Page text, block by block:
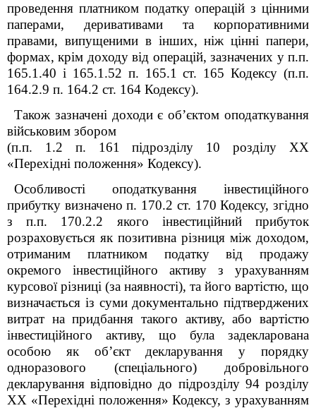
проведення платником податку операцій з цінними
паперами, деривативами та корпоративними
правами, випущеними в інших, ніж цінні папери,
формах, крім доходу від операцій, зазначених у п.п.
165.1.40 і 165.1.52 п. 165.1 ст. 165 Кодексу (п.п.
164.2.9 п. 164.2 ст. 164 Кодексу).
Також зазначені доходи є об’єктом оподаткування
військовим збором
(п.п. 1.2 п. 161
підрозділу 10 розділу ХХ
«Перехідні положення» Кодексу).
Особливості оподаткування інвестиційного
прибутку визначено п. 170.2 ст. 170 Кодексу, згідно
з п.п. 170.2.2 якого інвестиційний прибуток
розраховується як позитивна різниця між доходом,
отриманим платником податку від продажу
окремого інвестиційного активу з урахуванням
курсової різниці (за наявності), та його вартістю, що
визначається із суми документально підтверджених
витрат на придбання такого активу, або вартістю
інвестиційного активу, що була задекларована
особою як об’єкт декларування у порядку
одноразового (спеціального) добровільного
декларування відповідно до підрозділу 94розділу
XX «Перехідні положення» Кодексу, з урахуванням